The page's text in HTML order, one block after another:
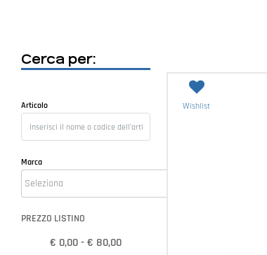
Cerca per:
La modifica di un filtro aggiorna automaticamente gli altri filtri
Articolo
Marca
PREZZO LISTINO
€ 0,00 - € 80,00
Wishlist